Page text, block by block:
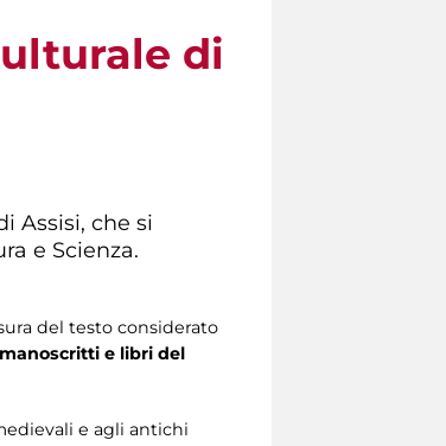
di
Assisi, che si
e Scienza.
del testo considerato
e libri del
e agli antichi